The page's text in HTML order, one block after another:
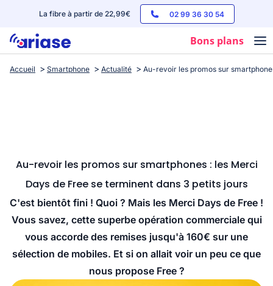
La fibre à partir de 22,99€ 02 99 36 30 54
Bons plans
Box internet
Streaming
Accueil Smartphone Actualité Au-revoir les promos sur
Au-revoir les promos sur smartphones : les Merci
Days de Free se terminent dans 3 petits jours
C'est bientôt fini ! Quoi ? Mais les Merci Days de Free !
Vous savez, cette superbe opération commerciale qui
vous accorde des remises jusqu'à 160€ sur une
sélection de mobiles. Et si on allait voir un peu ce que
nous propose Free ?